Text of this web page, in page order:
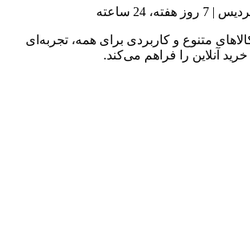
24 ساعته
متنوع و کاربردی برای همه، تجربه‌ای
آنلاین را فراهم می‌کند.